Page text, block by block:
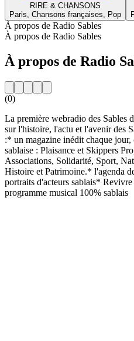
RIRE & CHANSONS
Paris, Chansons françaises, Pop
À propos de Radio Sables
À propos de Radio Sables
À propos de Radio
(0)
La première webradio des Sables
sur l'histoire, l'actu et l'avenir des
:* un magazine inédit chaque jour,
sablaise : Plaisance et Skippers
Associations, Solidarité, Sport,
Histoire et Patrimoine.* l'agenda
portraits d'acteurs sablais*
programme musical 100% sablais